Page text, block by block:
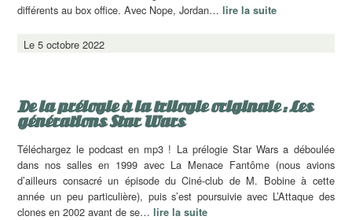
différents au box office. Avec Nope, Jordan…lire la suite
Le 5 octobre 2022
De la prélogie à la trilogie originale : Les
générations Star Wars
Téléchargez le podcast en mp3 ! La prélogie Star Wars a déboulée
dans nos salles en 1999 avec La Menace Fantôme (nous avions
d’ailleurs consacré un épisode du Ciné-club de M. Bobine à cette
année un peu particulière), puis s’est poursuivie avec L’Attaque des
clones en 2002 avant de se…lire la suite